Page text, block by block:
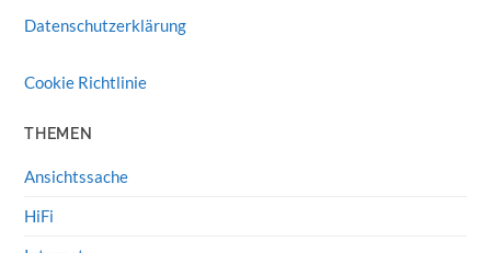
Datenschutzerklärung
Cookie Richtlinie
THEMEN
Ansichtssache
HiFi